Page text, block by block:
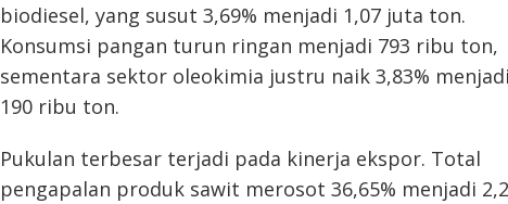
biodiesel, yang susut 3,69% menjadi 1,07 juta ton.
Konsumsi pangan turun ringan menjadi 793 ribu ton,
sementara sektor oleokimia justru naik 3,83%
190 ribu ton.
Pukulan terbesar terjadi pada kinerja ekspor. Total
pengapalan produk sawit merosot 36,65% menjadi